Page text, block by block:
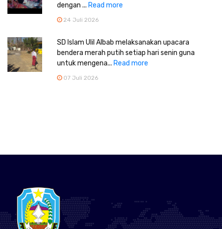
dengan ... Read more
24 Juli 2026
SD Islam Ulil Albab melaksanakan upacara
bendera merah putih setiap hari senin guna
untuk mengena... Read more
07 Juli 2026